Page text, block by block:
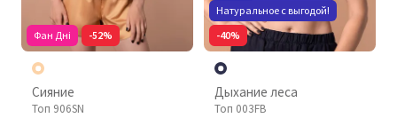
Фан Дні -52%
Сияние
Топ 906SN
Натуральное с выгодой!
-40%
Дыхание леса
Топ 003FB